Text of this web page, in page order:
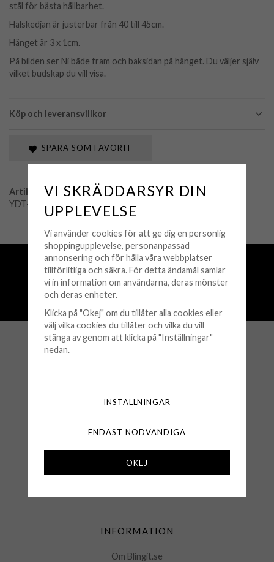
Köp och leveransvillkor
stål för bästa hållbarhet.
Halskedjan är justerbar från 40 till 45cm.
Hänget är 3 x 1cm.
På bilden ser Ni både fram och baksidan på hänget. Du väljer själv
vilket budskap du vill visa.
SPARA SOM FAVORIT
Artikelnummer:
YDT-MOM-S
Fri frakt över 500 kr
Snabba leveranser (1-3 vardagar)
250 000+ nöjda kunder sedan 2008
Öppet köp 30 dagar
Retur & Byten
Kontakta oss
INFORMATION
Om Blingit.se
VI SKRÄDDARSYR DIN
UPPLEVELSE
Vi använder cookies för att ge dig en personlig
shoppingupplevelse, personanpassad
annonsering och för hålla våra webbplatser
tillförlitliga och säkra. För detta ändamål samlar
vi in information om användarna, deras mönster
och deras enheter.
Klicka på "Okej" om du tillåter alla cookies eller
välj vilka cookies du tillåter och vilka du vill
stänga av genom att klicka på "Inställningar"
nedan.
INSTÄLLNINGAR
ENDAST NÖDVÄNDIGA
OKEJ